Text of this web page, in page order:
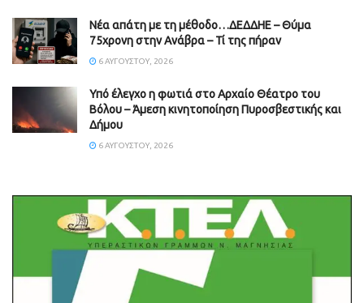
Νέα απάτη με τη μέθοδο…ΔΕΔΔΗΕ – Θύμα
75χρονη στην Ανάβρα – Τί της πήραν
6 ΑΥΓΟΎΣΤΟΥ, 2026
Υπό έλεγχο η φωτιά στο Αρχαίο Θέατρο του
Βόλου – Άμεση κινητοποίηση Πυροσβεστικής και
Δήμου
6 ΑΥΓΟΎΣΤΟΥ, 2026